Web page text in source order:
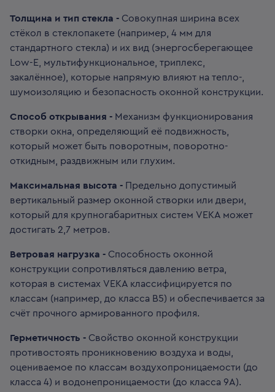
Толщина и тип стекла - Совокупная ширина всех
стёкол в стеклопакете (например, 4 мм для
стандартного стекла) и их вид (энергосберегающее
Low-E, мультифункциональное, триплекс,
закалённое), которые напрямую влияют на тепло-,
шумоизоляцию и безопасность оконной конструкции.
Способ открывания - Механизм функционирования
створки окна, определяющий её подвижность,
который может быть поворотным, поворотно-
откидным, раздвижным или глухим.
Максимальная высота - Предельно допустимый
вертикальный размер оконной створки или двери,
который для крупногабаритных систем VEKA может
достигать 2,7 метров.
Ветровая нагрузка - Способность оконной
конструкции сопротивляться давлению ветра,
которая в системах VEKA классифицируется по
классам (например, до класса B5) и обеспечивается за
счёт прочного армированного профиля.
Герметичность - Свойство оконной конструкции
противостоять проникновению воздуха и воды,
оцениваемое по классам воздухопроницаемости (до
класса 4) и водонепроницаемости (до класса 9A).